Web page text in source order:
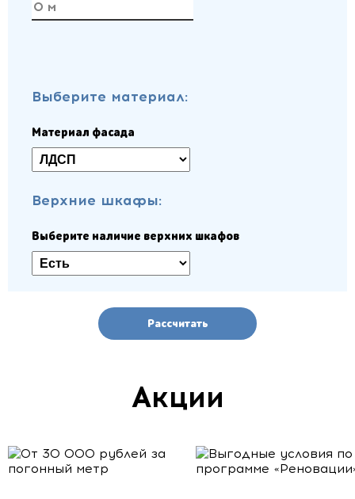
Выберите материал:
Материал фасада
Верхние шкафы:
Выберите наличие верхних шкафов
Рассчитать
Акции